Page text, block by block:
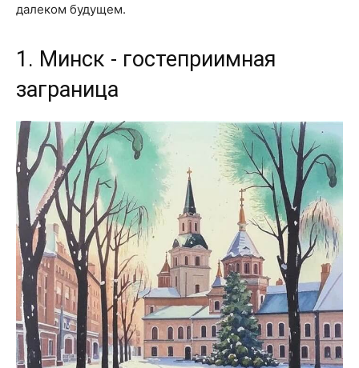
далеком будущем.
1. Минск - гостеприимная
заграница